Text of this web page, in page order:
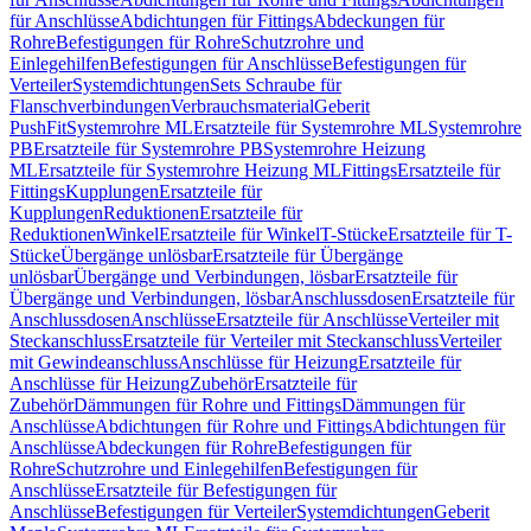
für AnschlüsseAbdichtungen für FittingsAbdeckungen für
RohreBefestigungen für RohreSchutzrohre und
EinlegehilfenBefestigungen für AnschlüsseBefestigungen für
VerteilerSystemdichtungenSets Schraube für
FlanschverbindungenVerbrauchsmaterialGeberit
PushFitSystemrohre MLErsatzteile für Systemrohre MLSystemrohre
PBErsatzteile für Systemrohre PBSystemrohre Heizung
MLErsatzteile für Systemrohre Heizung MLFittingsErsatzteile für
FittingsKupplungenErsatzteile für
KupplungenReduktionenErsatzteile für
ReduktionenWinkelErsatzteile für WinkelT-StückeErsatzteile für T-
StückeÜbergänge unlösbarErsatzteile für Übergänge
unlösbarÜbergänge und Verbindungen, lösbarErsatzteile für
Übergänge und Verbindungen, lösbarAnschlussdosenErsatzteile für
AnschlussdosenAnschlüsseErsatzteile für AnschlüsseVerteiler mit
SteckanschlussErsatzteile für Verteiler mit SteckanschlussVerteiler
mit GewindeanschlussAnschlüsse für HeizungErsatzteile für
Anschlüsse für HeizungZubehörErsatzteile für
ZubehörDämmungen für Rohre und FittingsDämmungen für
AnschlüsseAbdichtungen für Rohre und FittingsAbdichtungen für
AnschlüsseAbdeckungen für RohreBefestigungen für
RohreSchutzrohre und EinlegehilfenBefestigungen für
AnschlüsseErsatzteile für Befestigungen für
AnschlüsseBefestigungen für VerteilerSystemdichtungenGeberit